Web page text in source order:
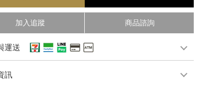
加入追蹤 商品諮詢
運送
訊